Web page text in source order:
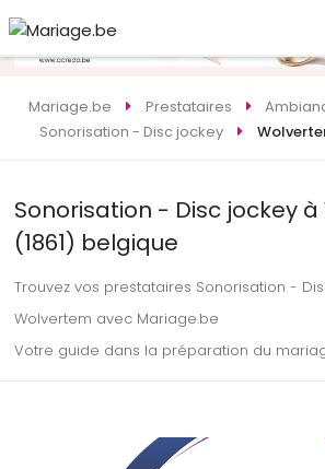
Mariage.be Prestataires
Sonorisation - Disc jockey
Sonorisation - Disc jockey
(1861) belgique
Trouvez vos prestataires Sonorisation -
Wolvertem avec Mariage.be
Votre guide dans la préparation du